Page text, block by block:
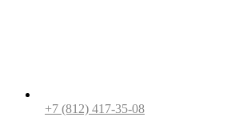
+7 (812) 417-35-08